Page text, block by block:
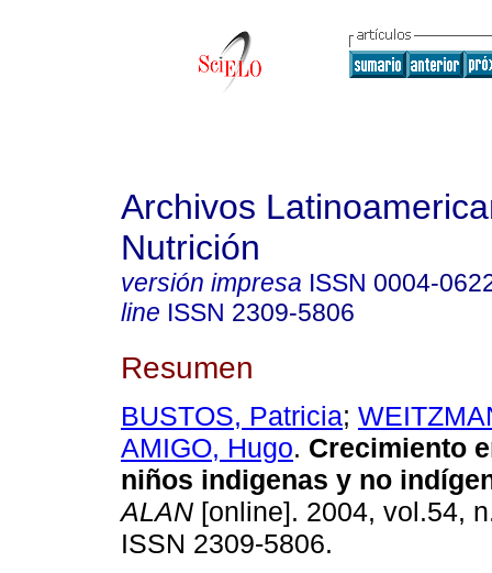
Archivos
Nutrición
versión impresa ISSN 0004-
line ISSN 2309-5806
Resumen
BUSTOS, Patricia;
AMIGO, Hugo. Crecimiento
niños indigenas y no
ALAN [online]. 2004, vol.54,
ISSN 2309-5806.